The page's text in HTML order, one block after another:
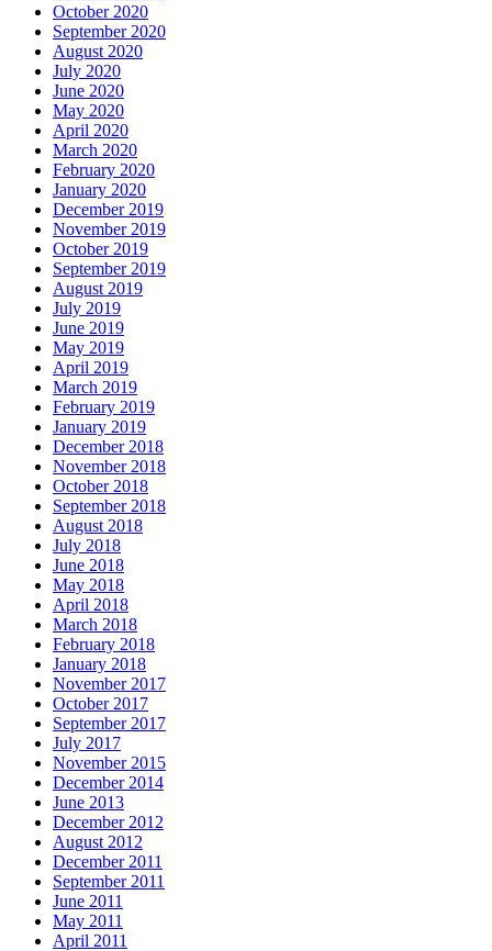
October 2020
September 2020
August 2020
July 2020
June 2020
May 2020
April 2020
March 2020
February 2020
January 2020
December 2019
November 2019
October 2019
September 2019
August 2019
July 2019
June 2019
May 2019
April 2019
March 2019
February 2019
January 2019
December 2018
November 2018
October 2018
September 2018
August 2018
July 2018
June 2018
May 2018
April 2018
March 2018
February 2018
January 2018
November 2017
October 2017
September 2017
July 2017
November 2015
December 2014
June 2013
December 2012
August 2012
December 2011
September 2011
June 2011
May 2011
April 2011